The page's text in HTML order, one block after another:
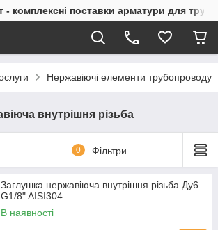
комплексні поставки арматури для
Нержавіючі елементи трубопроводу
внутрішня різьба
0 Фільтри
Заглушка нержавіюча внутрішня різьба Ду6
G1/8" AISI304
В наявності